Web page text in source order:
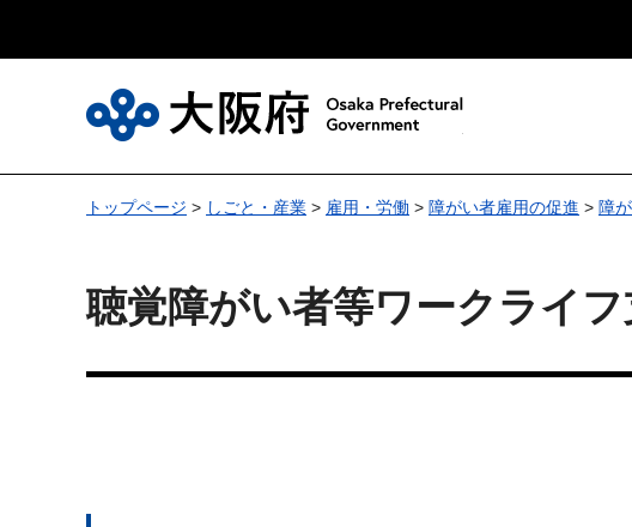
トップページ > しごと・産業 > 雇用・労働 > 障がい者雇用の促進 > 障
聴覚障がい者等ワークライ